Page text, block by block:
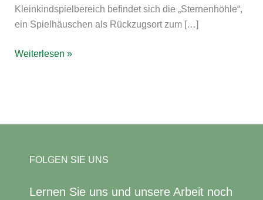
Kleinkindspielbereich befindet sich die „Sternenhöhle“,
ein Spielhäuschen als Rückzugsort zum […]
Weiterlesen »
FOLGEN SIE UNS
Lernen Sie uns und unsere Arbeit noch